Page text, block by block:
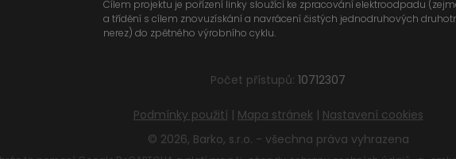
Cílem projektu je pořízení linky sloužící ke zpracování elektroodpadu
a třídění s cílem znovuzískání a navrácení čistých jednodruhových
nerez) do zpětného výrobního cyklu.
Počet přístupů: 10712307
© 2026, Barko, s.r.o. - všechna práva vyhrazena
Podmínky použití | Mapa stránek | Nastavení cookies